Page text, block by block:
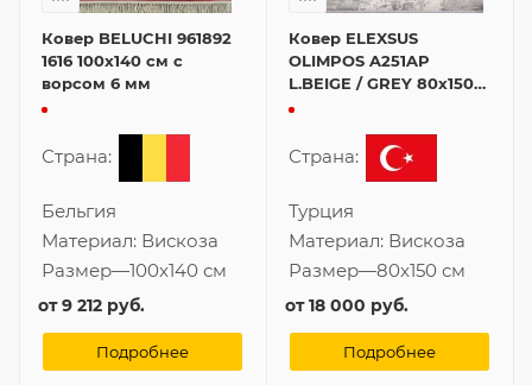
Ковер BELUCHI 961892
1616 100x140 см с
ворсом 6 мм
Страна:
Бельгия
Материал: Вискоза
Размер—100x140 см
от9 212 руб.
Подробнее
Ковер ELEXSUS
OLIMPOS A251AP
L.BEIGE / GREY 80x150
см с ворсом 6 мм
Страна:
Турция
Материал: Вискоза
Размер—80x150 см
от18 000 руб.
Подробнее